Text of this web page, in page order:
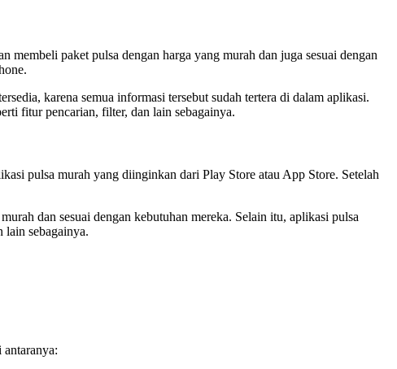
paket pulsa dengan harga yang murah dan juga sesuai dengan
karena semua informasi tersebut sudah tertera di dalam aplikasi.
fitur pencarian, filter, dan lain sebagainya.
pulsa murah yang diinginkan dari Play Store atau App Store. Setelah
dan sesuai dengan kebutuhan mereka. Selain itu, aplikasi pulsa
lain sebagainya.